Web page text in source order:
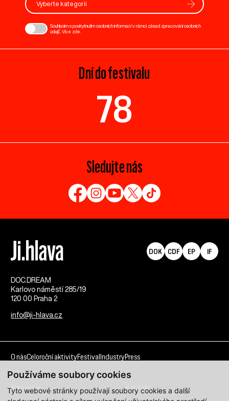
Používáme soubory cookies
Tyto webové stránky používají soubory cookies a další
Vyberte kategorii
Souhlasím s poskytnutím osobních informací v rámci zásad zpracování osobních
údajů. Více zde
Dní do festivalu
78
Sledujte nás
DOC.DREAM​
Karlovo náměstí 285/19
120 00 Praha 2
info@ji-hlava.cz
DOK CDF EP IF
O násCeloroční aktivityFestival IndustryPress
Kdo jsme
Kontakt